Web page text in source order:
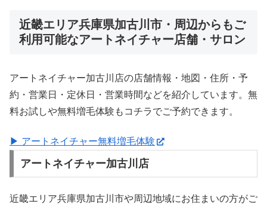
近畿エリア兵庫県加古川市・周辺からもご
利用可能なアートネイチャー店舗・サロン
アートネイチャー加古川店の店舗情報・地図・住所・予
約・営業日・定休日・営業時間などを紹介しています。無
料お試しや無料増毛体験もコチラでご予約できます。
▶ アートネイチャー無料増毛体験
アートネイチャー加古川店
近畿エリア兵庫県加古川市や周辺地域にお住まいの方がご